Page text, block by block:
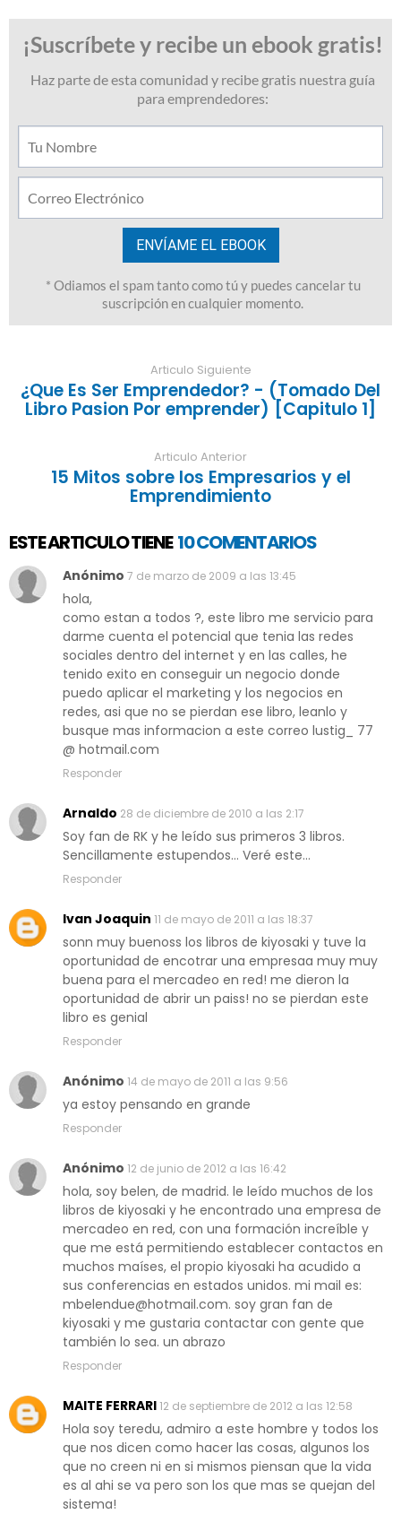
Articulo Siguiente
¿Que Es Ser Emprendedor? - (Tomado Del
Libro Pasion Por emprender) [Capitulo 1]
Articulo Anterior
15 Mitos sobre los Empresarios y el
Emprendimiento
ESTE ARTICULO TIENE 10 COMENTARIOS
Anónimo 7 de marzo de 2009 a las 13:45
hola,
como estan a todos ?, este libro me servicio para
darme cuenta el potencial que tenia las redes
sociales dentro del internet y en las calles, he
tenido exito en conseguir un negocio donde
puedo aplicar el marketing y los negocios en
redes, asi que no se pierdan ese libro, leanlo y
busque mas informacion a este correo lustig_ 77
@ hotmail.com
Responder
Arnaldo 28 de diciembre de 2010 a las 2:17
Soy fan de RK y he leído sus primeros 3 libros.
Sencillamente estupendos... Veré este...
Responder
Ivan Joaquin 11 de mayo de 2011 a las 18:37
sonn muy buenoss los libros de kiyosaki y tuve la
oportunidad de encotrar una empresaa muy muy
buena para el mercadeo en red! me dieron la
oportunidad de abrir un paiss! no se pierdan este
libro es genial
Responder
Anónimo 14 de mayo de 2011 a las 9:56
ya estoy pensando en grande
Responder
Anónimo 12 de junio de 2012 a las 16:42
hola, soy belen, de madrid. le leído muchos de los
libros de kiyosaki y he encontrado una empresa de
mercadeo en red, con una formación increíble y
que me está permitiendo establecer contactos en
muchos maíses, el propio kiyosaki ha acudido a
sus conferencias en estados unidos. mi mail es:
mbelendue@hotmail.com. soy gran fan de
kiyosaki y me gustaria contactar con gente que
también lo sea. un abrazo
Responder
MAITE FERRARI12 de septiembre de 2012 a las 12:58
Hola soy teredu, admiro a este hombre y todos los
que nos dicen como hacer las cosas, algunos los
que no creen ni en si mismos piensan que la vida
es al ahi se va pero son los que mas se quejan del
sistema!